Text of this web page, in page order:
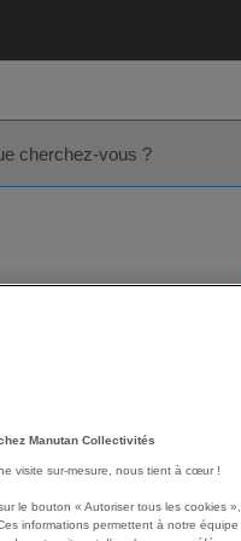
Manutan Collectivités
visite sur-mesure, nous tient à cœur !
le bouton « Autoriser tous les cookies
informations permettent à notre